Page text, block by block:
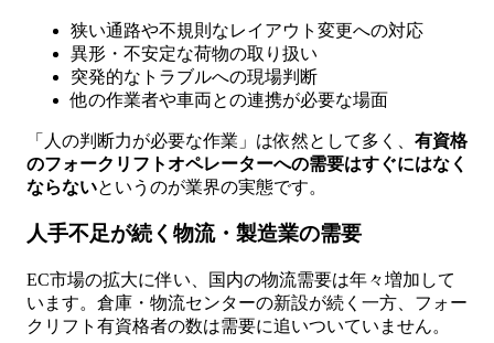
狭い通路や不規則なレイアウト変更への対応
異形・不安定な荷物の取り扱い
突発的なトラブルへの現場判断
他の作業者や車両との連携が必要な場面
「人の判断力が必要な作業」は依然として多く、 有資格
のフォークリフトオペレーターへの需要はすぐにはなく
ならないというのが業界の実態です。
人手不足が続く物流・製造業の需要
EC市場の拡大に伴い、国内の物流需要は年々増加して
います。倉庫・物流センターの新設が続く一方、フォー
クリフト有資格者の数は需要に追いついていません。